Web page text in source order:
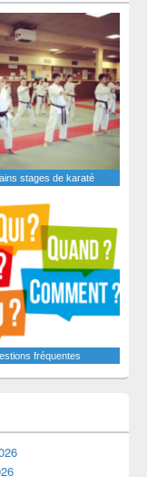
stages de karaté
fréquentes